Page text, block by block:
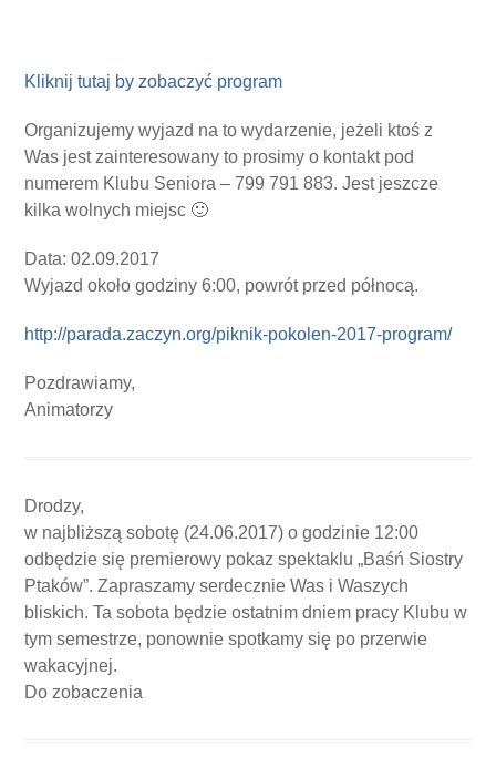
Kliknij tutaj by zobaczyć program
Organizujemy wyjazd na to wydarzenie, jeżeli ktoś z
Was jest zainteresowany to prosimy o kontakt pod
numerem Klubu Seniora – 799 791 883. Jest jeszcze
kilka wolnych miejsc 🙂
Data: 02.09.2017
Wyjazd około godziny 6:00, powrót przed północą.
http://parada.zaczyn.org/piknik-pokolen-2017-program/
Pozdrawiamy,
Animatorzy
Drodzy,
w najbliższą sobotę (24.06.2017) o godzinie 12:00
odbędzie się premierowy pokaz spektaklu „Baśń Siostry
Ptaków”. Zapraszamy serdecznie Was i Waszych
bliskich. Ta sobota będzie ostatnim dniem pracy Klubu w
tym semestrze, ponownie spotkamy się po przerwie
wakacyjnej.
Do zobaczenia